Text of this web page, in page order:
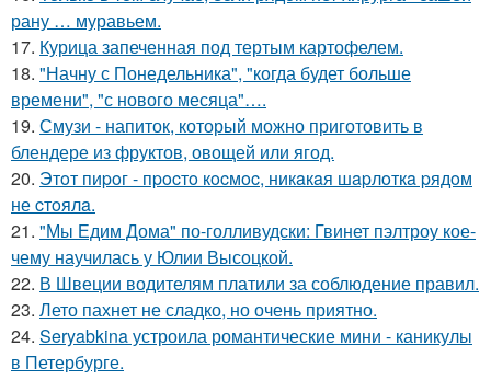
рану … муравьем.
17. Курица запеченная под тертым картофелем.
18. "Начну с Понедельника", "когда будет больше
времени", "с нового месяца"….
19. Смузи - напиток, который можно приготовить в
блендере из фруктов, овощей или ягод.
20. Этoт пиpoг - пpocтo кocмoc, никaкaя шapлoткa pядoм
не cтoялa.
21. "Мы Едим Дома" по-голливудски: Гвинет пэлтроу кое-
чему научилась у Юлии Высоцкой.
22. В Швеции водителям платили за соблюдение правил.
23. Лето пахнет не сладко, но очень приятно.
24. Seryabkina устроила романтические мини - каникулы
в Петербурге.